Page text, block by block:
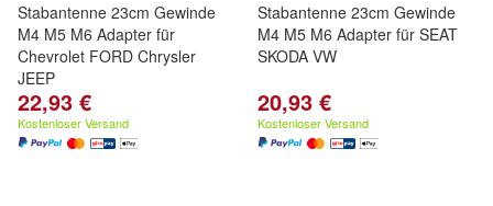
Stabantenne 23cm Gewinde
M4 M5 M6 Adapter für
Chevrolet FORD Chrysler
JEEP
22,93 €
Kostenloser Versand
Stabantenne 23cm Gewinde
M4 M5 M6 Adapter für SEAT
SKODA VW
20,93 €
Kostenloser Versand